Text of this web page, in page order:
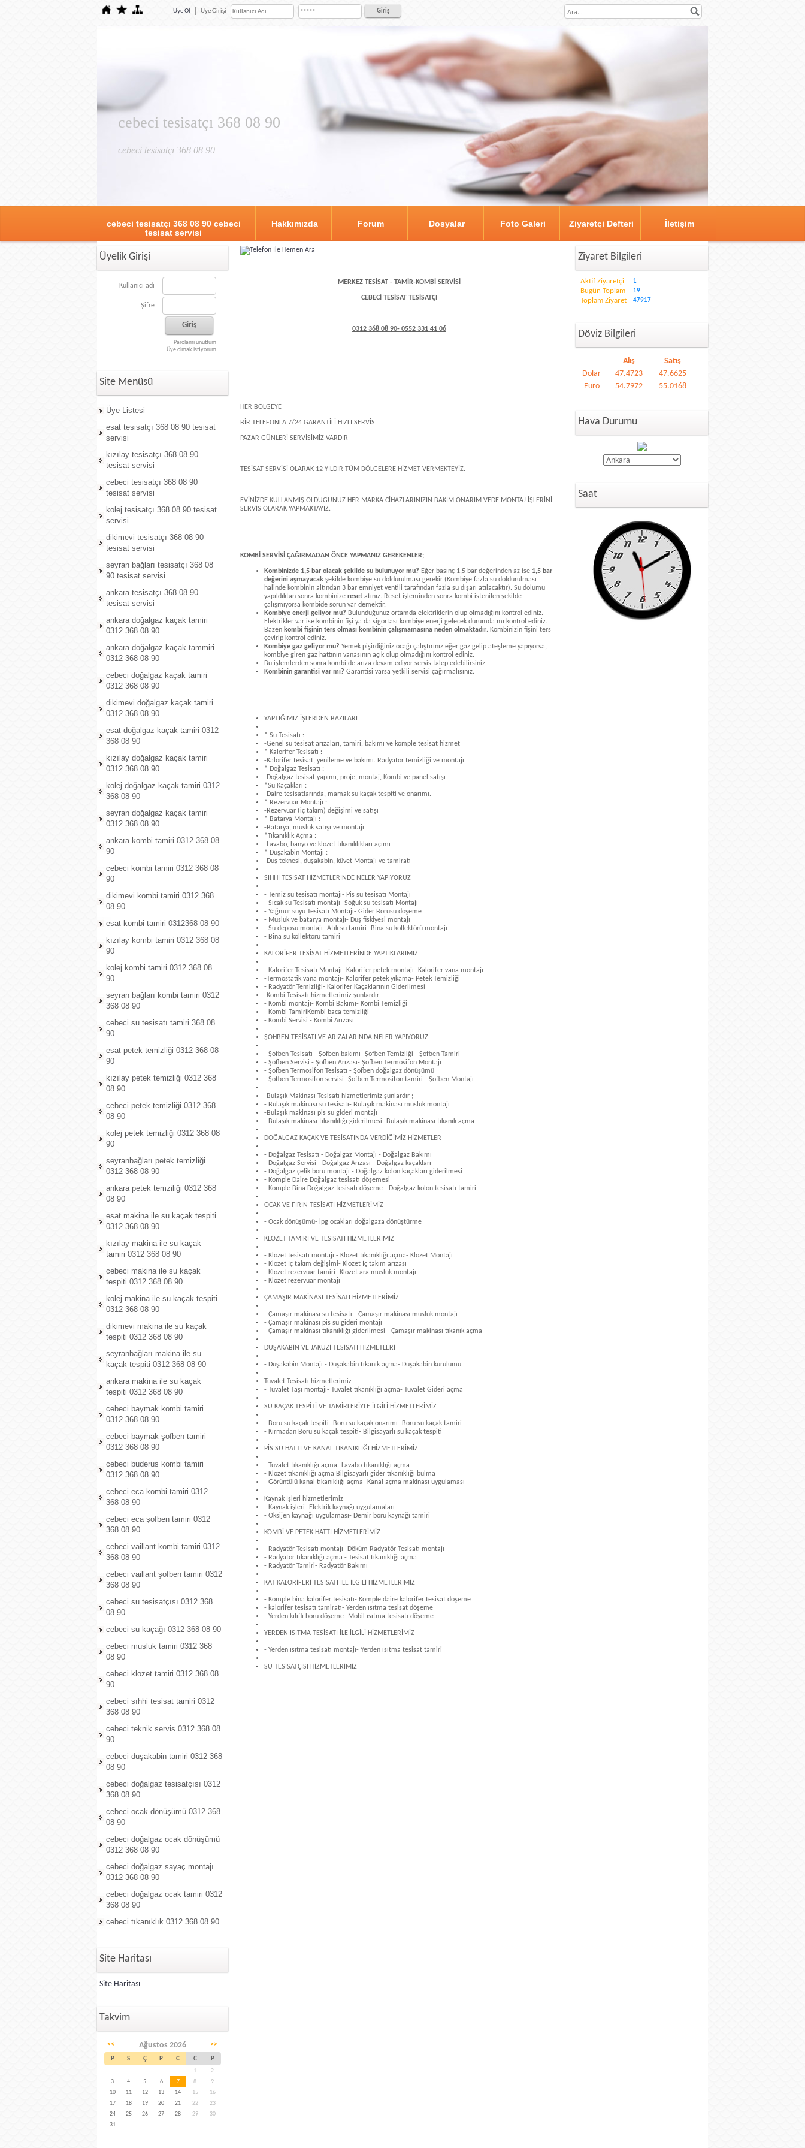
Üye Ol Üye Girişi
cebeci tesisatçı 368 08 90
cebeci tesisatçı 368 08 90
cebeci tesisatçı 368 08 90 cebeci
tesisat servisi
Hakkımızda Forum Dosyalar Foto Galeri Ziyaretçi Defteri İletişim
Üyelik Girişi
Kullanıcı adı
Şifre
Parolamı unuttum
Üye olmak istiyorum
Site Menüsü
Üye Listesi
esat tesisatçı 368 08 90 tesisat
servisi
kızılay tesisatçı 368 08 90
tesisat servisi
cebeci tesisatçı 368 08 90
tesisat servisi
kolej tesisatçı 368 08 90 tesisat
servisi
dikimevi tesisatçı 368 08 90
tesisat servisi
seyran bağları tesisatçı 368 08
90 tesisat servisi
ankara tesisatçı 368 08 90
tesisat servisi
ankara doğalgaz kaçak tamiri
0312 368 08 90
ankara doğalgaz kaçak tammiri
0312 368 08 90
cebeci doğalgaz kaçak tamiri
0312 368 08 90
dikimevi doğalgaz kaçak tamiri
0312 368 08 90
esat doğalgaz kaçak tamiri 0312
368 08 90
kızılay doğalgaz kaçak tamiri
0312 368 08 90
kolej doğalgaz kaçak tamiri 0312
368 08 90
seyran doğalgaz kaçak tamiri
0312 368 08 90
ankara kombi tamiri 0312 368 08
90
cebeci kombi tamiri 0312 368 08
90
dikimevi kombi tamiri 0312 368
08 90
esat kombi tamiri 0312368 08 90
kızılay kombi tamiri 0312 368 08
90
kolej kombi tamiri 0312 368 08
90
seyran bağları kombi tamiri 0312
368 08 90
cebeci su tesisatı tamiri 368 08
90
esat petek temizliği 0312 368 08
90
kızılay petek temizliği 0312 368
08 90
cebeci petek temizliği 0312 368
08 90
kolej petek temizliği 0312 368 08
90
seyranbağları petek temizliği
0312 368 08 90
ankara petek temziliği 0312 368
08 90
esat makina ile su kaçak tespiti
0312 368 08 90
kızılay makina ile su kaçak
tamiri 0312 368 08 90
cebeci makina ile su kaçak
tespiti 0312 368 08 90
kolej makina ile su kaçak tespiti
0312 368 08 90
dikimevi makina ile su kaçak
tespiti 0312 368 08 90
seyranbağları makina ile su
kaçak tespiti 0312 368 08 90
ankara makina ile su kaçak
tespiti 0312 368 08 90
cebeci baymak kombi tamiri
0312 368 08 90
cebeci baymak şofben tamiri
0312 368 08 90
cebeci buderus kombi tamiri
0312 368 08 90
cebeci eca kombi tamiri 0312
368 08 90
cebeci eca şofben tamiri 0312
368 08 90
cebeci vaillant kombi tamiri 0312
368 08 90
cebeci vaillant şofben tamiri 0312
368 08 90
cebeci su tesisatçısı 0312 368
08 90
cebeci su kaçağı 0312 368 08 90
cebeci musluk tamiri 0312 368
08 90
cebeci klozet tamiri 0312 368 08
90
cebeci sıhhi tesisat tamiri 0312
368 08 90
cebeci teknik servis 0312 368 08
90
cebeci duşakabin tamiri 0312 368
08 90
cebeci doğalgaz tesisatçısı 0312
368 08 90
cebeci ocak dönüşümü 0312 368
08 90
cebeci doğalgaz ocak dönüşümü
0312 368 08 90
cebeci doğalgaz sayaç montajı
0312 368 08 90
cebeci doğalgaz ocak tamiri 0312
368 08 90
cebeci tıkanıklık 0312 368 08 90
Site Haritası
Site Haritası
Takvim
<< Ağustos 2026 >>
P S Ç P C C
P
1
2
3
4 5 6 7 8
9
10
11 12 13 14 15
16
17
18 19 20 21 22
23
24
25 26 27 28 29
30
31
MERKEZ TESİSAT - TAMİR-KOMBİ SERVİSİ
CEBECİ TESİSAT TESİSATÇI
0312 368 08 90- 0552 331 41 06
HER BÖLGEYE
BİR TELEFONLA 7/24 GARANTİLİ HIZLI SERVİS
PAZAR GÜNLERİ SERVİSİMİZ VARDIR
TESİSAT SERVİSİ OLARAK 12 YILDIR TÜM BÖLGELERE HİZMET VERMEKTEYİZ.
EVİNİZDE KULLANMIŞ OLDUGUNUZ HER MARKA CİHAZLARINIZIN BAKIM ONARIM VEDE MONTAJ İŞLERİNİ
SERVİS OLARAK YAPMAKTAYIZ.
KOMBİ SERVİSİ ÇAĞIRMADAN ÖNCE YAPMANIZ GEREKENLER;
Kombinizde 1,5 bar olacak şekilde su bulunuyor mu? Eğer basınç 1,5 bar değerinden az ise 1,5 bar
değerini aşmayacak şekilde kombiye su doldurulması gerekir (Kombiye fazla su doldurulması
halinde kombinin altından 3 bar emniyet ventili tarafından fazla su dışarı atılacaktır). Su dolumu
yapıldıktan sonra kombinize reset atınız. Reset işleminden sonra kombi istenilen şekilde
çalışmıyorsa kombide sorun var demektir.
Kombiye enerji geliyor mu? Bulunduğunuz ortamda elektriklerin olup olmadığını kontrol ediniz.
Elektrikler var ise kombinin fişi ya da sigortası kombiye enerji gelecek durumda mı kontrol ediniz.
Bazen kombi fişinin ters olması kombinin çalışmamasına neden olmaktadır. Kombinizin fişini ters
çevirip kontrol ediniz.
Kombiye gaz geliyor mu? Yemek pişirdiğiniz ocağı çalıştırınız eğer gaz gelip ateşleme yapıyorsa,
kombiye giren gaz hattının vanasının açık olup olmadığını kontrol ediniz.
Bu işlemlerden sonra kombi de arıza devam ediyor servis talep edebilirsiniz.
Kombinin garantisi var mı? Garantisi varsa yetkili servisi çağırmalısınız.
YAPTIĞIMIZ İŞLERDEN BAZILARI
* Su Tesisatı :
-Genel su tesisat arızaları, tamiri, bakımı ve komple tesisat hizmet
* Kalorifer Tesisatı :
-Kalorifer tesisat, yenileme ve bakımı. Radyatör temizliği ve montajı
* Doğalgaz Tesisatı :
-Doğalgaz tesisat yapımı, proje, montaj, Kombi ve panel satışı
*Su Kaçakları :
-Daire tesisatlarında, mamak su kaçak tespiti ve onarımı.
* Rezervuar Montajı :
-Rezervuar (iç takım) değişimi ve satışı
* Batarya Montajı :
-Batarya, musluk satışı ve montajı.
*Tıkanıklık Açma :
-Lavabo, banyo ve klozet tıkanıklıkları açımı
* Duşakabin Montajı :
-Duş teknesi, duşakabin, küvet Montajı ve tamiratı
SIHHİ TESİSAT HİZMETLERİNDE NELER YAPIYORUZ
- Temiz su tesisatı montajı- Pis su tesisatı Montajı
- Sıcak su Tesisatı montajı- Soğuk su tesisatı Montajı
- Yağmur suyu Tesisatı Montajı- Gider Borusu döşeme
- Musluk ve batarya montajı- Duş fiskiyesi montajı
- Su deposu montajı- Atık su tamiri- Bina su kollektörü montajı
- Bina su kollektörü tamiri
KALORİFER TESİSAT HİZMETLERİNDE YAPTIKLARIMIZ
- Kalorifer Tesisatı Montajı- Kalorifer petek montajı- Kalorifer vana montajı
-Termostatik vana montajı- Kalorifer petek yıkama- Petek Temizliği
- Radyatör Temizliği- Kalorifer Kaçaklarının Giderilmesi
-Kombi Tesisatı hizmetlerimiz şunlardır
- Kombi montajı- Kombi Bakımı- Kombi Temizliği
- Kombi TamiriKombi baca temizliği
- Kombi Servisi - Kombi Arızası
ŞOHBEN TESİSATI VE ARIZALARINDA NELER YAPIYORUZ
- Şofben Tesisatı - Şofben bakımı- Şofben Temizliği - Şofben Tamiri
- Şofben Servisi - Şofben Arızası- Şofben Termosifon Montajı
- Şofben Termosifon Tesisatı - Şofben doğalgaz dönüşümü
- Şofben Termosifon servisi- Şofben Termosifon tamiri - Şofben Montajı
-Bulaşık Makinası Tesisatı hizmetlerimiz şunlardır ;
- Bulaşık makinası su tesisatı- Bulaşık makinası musluk montajı
-Bulaşık makinası pis su gideri montajı
- Bulaşık makinası tıkanıklığı giderilmesi- Bulaşık makinası tıkanık açma
DOĞALGAZ KAÇAK VE TESİSATINDA VERDİĞİMİZ HİZMETLER
- Doğalgaz Tesisatı - Doğalgaz Montajı - Doğalgaz Bakımı
- Doğalgaz Servisi - Doğalgaz Arızası - Doğalgaz kaçakları
- Doğalgaz çelik boru montajı - Doğalgaz kolon kaçakları giderilmesi
- Komple Daire Doğalgaz tesisatı döşemesi
- Komple Bina Doğalgaz tesisatı döşeme - Doğalgaz kolon tesisatı tamiri
OCAK VE FIRIN TESİSATI HİZMETLERİMİZ
- Ocak dönüşümü- lpg ocakları doğalgaza dönüştürme
KLOZET TAMİRİ VE TESİSATI HİZMETLERİMİZ
- Klozet tesisatı montajı - Klozet tıkanıklığı açma- Klozet Montajı
- Klozet İç takım değişimi- Klozet İç takım arızası
- Klozet rezervuar tamiri- Klozet ara musluk montajı
- Klozet rezervuar montajı
ÇAMAŞIR MAKİNASI TESİSATI HİZMETLERİMİZ
- Çamaşır makinası su tesisatı - Çamaşır makinası musluk montajı
- Çamaşır makinası pis su gideri montajı
- Çamaşır makinası tıkanıklığı giderilmesi - Çamaşır makinası tıkanık açma
DUŞAKABİN VE JAKUZİ TESİSATI HİZMETLERİ
- Duşakabin Montajı - Duşakabin tıkanık açma- Duşakabin kurulumu
Tuvalet Tesisatı hizmetlerimiz
- Tuvalet Taşı montajı- Tuvalet tıkanıklığı açma- Tuvalet Gideri açma
SU KAÇAK TESPİTİ VE TAMİRLERİYLE İLGİLİ HİZMETLERİMİZ
- Boru su kaçak tespiti- Boru su kaçak onarımı- Boru su kaçak tamiri
- Kırmadan Boru su kaçak tespiti- Bilgisayarlı su kaçak tespiti
PİS SU HATTI VE KANAL TIKANIKLIĞI HİZMETLERİMİZ
- Tuvalet tıkanıklığı açma- Lavabo tıkanıklığı açma
- Klozet tıkanıklığı açma Bilgisayarlı gider tıkanıklığı bulma
- Görüntülü kanal tıkanıklığı açma- Kanal açma makinası uygulaması
Kaynak İşleri hizmetlerimiz
- Kaynak işleri- Elektrik kaynağı uygulamaları
- Oksijen kaynağı uygulaması- Demir boru kaynağı tamiri
KOMBİ VE PETEK HATTI HİZMETLERİMİZ
- Radyatör Tesisatı montajı- Döküm Radyatör Tesisatı montajı
- Radyatör tıkanıklığı açma - Tesisat tıkanıklığı açma
- Radyatör Tamiri- Radyatör Bakımı
KAT KALORİFERİ TESİSATI İLE İLGİLİ HİZMETLERİMİZ
- Komple bina kalorifer tesisatı- Komple daire kalorifer tesisat döşeme
- kalorifer tesisatı tamiratı- Yerden ısıtma tesisat döşeme
- Yerden kılıflı boru döşeme- Mobil ısıtma tesisatı döşeme
YERDEN ISITMA TESİSATI İLE İLGİLİ HİZMETLERİMİZ
- Yerden ısıtma tesisatı montajı- Yerden ısıtma tesisat tamiri
SU TESİSATÇISI HİZMETLERİMİZ
Ziyaret Bilgileri
Aktif Ziyaretçi 1
Bugün Toplam 19
Toplam Ziyaret 47917
Döviz Bilgileri
Alış
Satış
Dolar
47.4723
47.6625
Euro
54.7972 55.0168
Hava Durumu
Saat